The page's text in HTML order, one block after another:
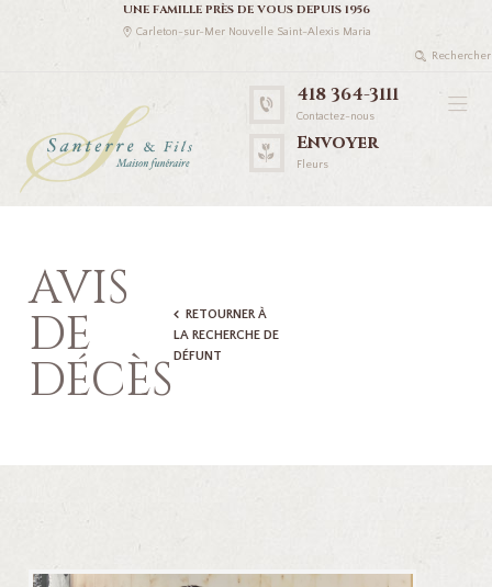
UNE FAMILLE PRÈS DE VOUS DEPUIS 1956
Carleton-sur-Mer Nouvelle Saint-Alexis Maria
418 364-3111
Contactez-nous
Envoyer
Fleurs
AVIS
DE
DÉCÈS
RETOURNER À
LA RECHERCHE DE
DÉFUNT